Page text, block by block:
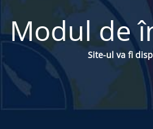
Modul de
Site-ul va fi